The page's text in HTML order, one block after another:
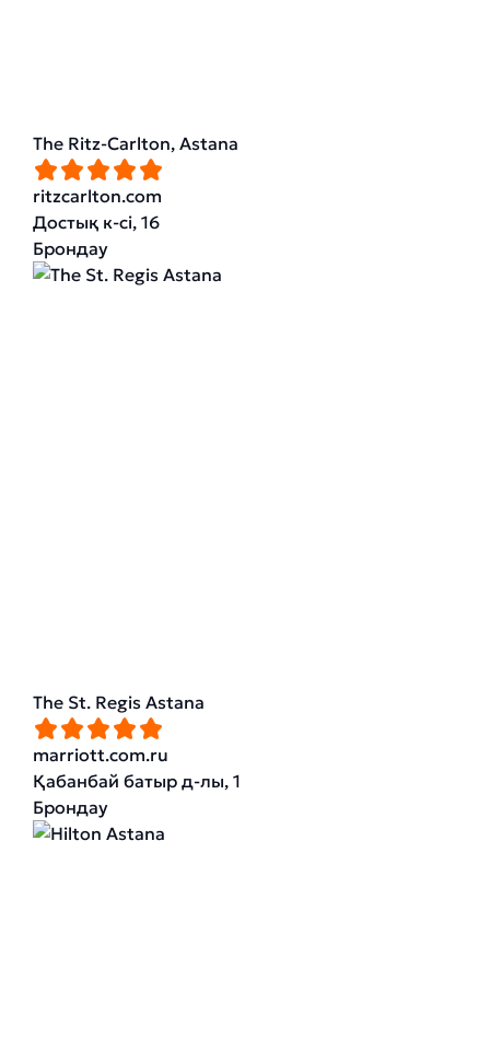
The Ritz-Carlton, Astana
ritzcarlton.com
Достық к-сі, 16
Брондау
The St. Regis Astana
marriott.com.ru
Қабанбай батыр д-лы, 1
Брондау